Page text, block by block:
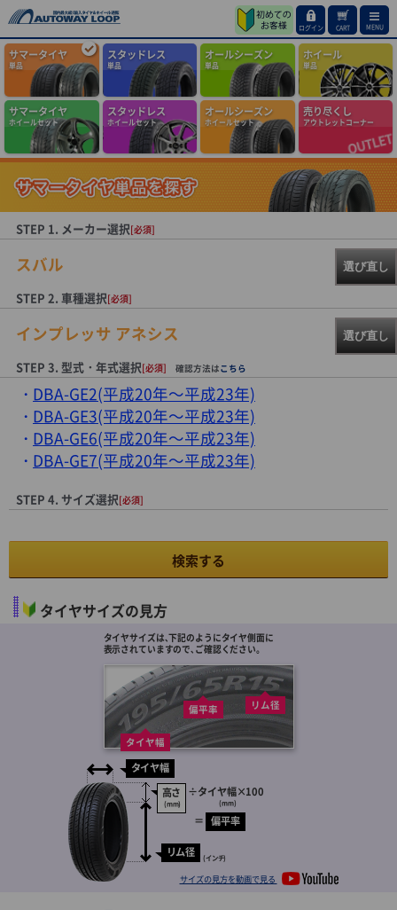
ログイン CART MENU
サマータイヤ
単品
スタッドレス
単品
オールシーズン
単品
ホイール
単品
サマータイヤ
ホイールセット
スタッドレス
ホイールセット
オールシーズン
ホイールセット
売り尽くし
アウトレットコーナー
STEP 1. メーカー選択[必須]
スバル 選び直し
STEP 2. 車種選択[必須]
インプレッサ アネシス 選び直し
STEP 3. 型式・年式選択[必須] 確認方法はこちら
DBA-GE2(平成20年～平成23年)
DBA-GE3(平成20年～平成23年)
DBA-GE6(平成20年～平成23年)
DBA-GE7(平成20年～平成23年)
STEP 4. サイズ選択[必須]
検索する
タイヤサイズの見方
タイヤサイズは､下記のようにタイヤ側面に
表示されていますので､ご確認ください。
タイヤ幅
偏平率 リム径
タイヤ幅
高さ
(mm)
÷タイヤ幅
(mm)
×100
＝ 偏平率
リム径 (インチ)
サイズの見方を動画で見る